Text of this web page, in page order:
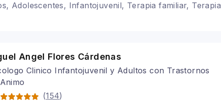
Adolescentes, Infantojuvenil, Terapia familiar, Terapia
Angel Flores Cárdenas
Clinico Infantojuvenil y Adultos con Trastornos
(154)